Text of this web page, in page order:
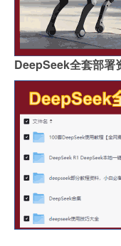
DeepSeek全套部署